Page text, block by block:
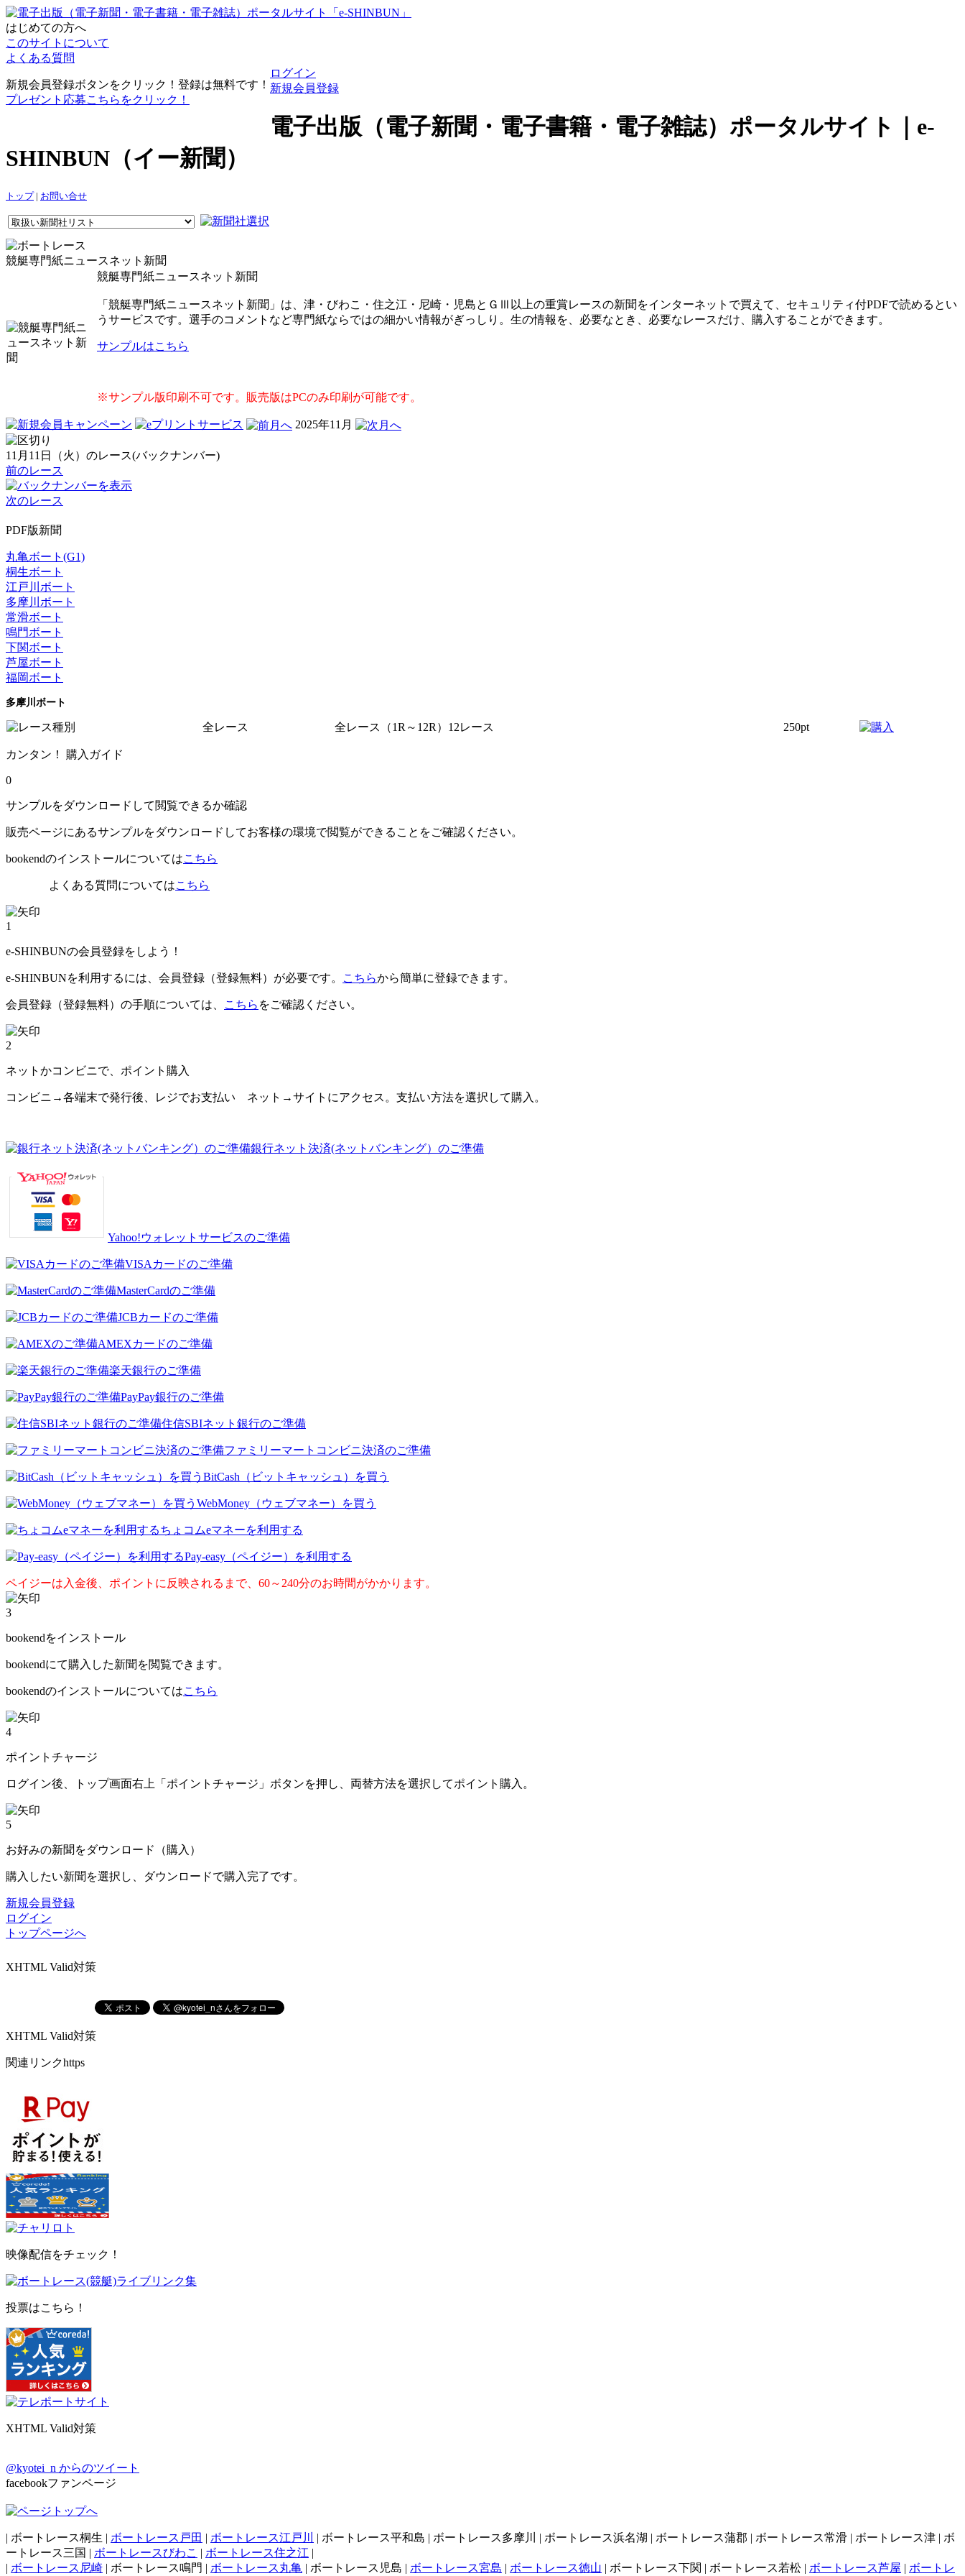
はじめての方へ
このサイトについて
よくある質問
新規会員登録ボタンをクリック！登録は無料です！
プレゼント応募こちらをクリック！
ログイン
新規会員登録
電子出版（電子新聞・電子書籍・電子雑誌）ポータルサイト｜e-
SHINBUN（イー新聞）
トップ| お問い合せ
競艇専門紙ニュースネット新聞
競艇専門紙ニュースネット新聞
「競艇専門紙ニュースネット新聞」は、津・びわこ・住之江・尼崎・児島とＧⅢ以上の重賞レースの新聞をインターネットで買えて、セキュリティ付PDFで読めるとい
うサービスです。選手のコメントなど専門紙ならではの細かい情報がぎっしり。生の情報を、必要なとき、必要なレースだけ、購入することができます。
サンプルはこちら
※サンプル版印刷不可です。販売版はPCのみ印刷が可能です。
2025年11月
11月11日（火）のレース(バックナンバー)
前のレース
次のレース
PDF版新聞
丸亀ボート(G1)
桐生ボート
江戸川ボート
多摩川ボート
常滑ボート
鳴門ボート
下関ボート
芦屋ボート
福岡ボート
多摩川ボート
全レース 全レース（1R～12R）12レース 250pt
カンタン！ 購入ガイド
0
サンプルをダウンロードして閲覧できるか確認
販売ページにあるサンプルをダウンロードしてお客様の環境で閲覧ができることをご確認ください。
bookendのインストールについてはこちら
よくある質問についてはこちら
1
e-SHINBUNの会員登録をしよう！
e-SHINBUNを利用するには、会員登録（登録無料）が必要です。 こちらから簡単に登録できます。
会員登録（登録無料）の手順については、 こちら をご確認ください。
2
ネットかコンビニで、ポイント購入
コンビニ→各端末で発行後、レジでお支払い ネット→サイトにアクセス。支払い方法を選択して購入。
銀行ネット決済(ネットバンキング）のご準備
Yahoo!ウォレットサービスのご準備
VISAカードのご準備
MasterCardのご準備
JCBカードのご準備
AMEXカードのご準備
楽天銀行のご準備
PayPay銀行のご準備
住信SBIネット銀行のご準備
ファミリーマートコンビニ決済のご準備
BitCash（ビットキャッシュ）を買う
WebMoney（ウェブマネー）を買う
ちょコムeマネーを利用する
Pay-easy（ペイジー）を利用する
ペイジーは入金後、ポイントに反映されるまで、60～240分のお時間がかかります。
3
bookendをインストール
bookendにて購入した新聞を閲覧できます。
bookendのインストールについてはこちら
4
ポイントチャージ
ログイン後、トップ画面右上「ポイントチャージ」ボタンを押し、両替方法を選択してポイント購入。
5
お好みの新聞をダウンロード（購入）
購入したい新聞を選択し、ダウンロードで購入完了です。
新規会員登録
ログイン
トップページへ
XHTML Valid対策
XHTML Valid対策
関連リンクhttps
映像配信をチェック！
投票はこちら！
XHTML Valid対策
@kyotei_n からのツイート
facebookファンページ
| ボートレース桐生 | ボートレース戸田 | ボートレース江戸川
| ボートレース平和島 | ボートレース多摩川 | ボートレース浜名湖 | ボートレース蒲郡 | ボートレース常滑 | ボートレース津 | ボ
ートレース三国 | ボートレースびわこ | ボートレース住之江 |
| ボートレース尼崎 | ボートレース鳴門 | ボートレース丸亀 | ボートレース児島 | ボートレース宮島 | ボートレース徳山 | ボートレース下関 | ボートレース若松 | ボートレース芦屋 | ボートレ